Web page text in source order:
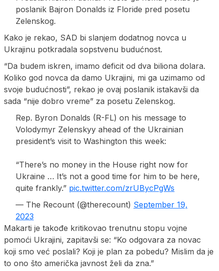
poslanik Bajron Donalds iz Floride pred posetu
Zelenskog.
Kako je rekao, SAD bi slanjem dodatnog novca u
Ukrajinu potkradala sopstvenu budućnost.
“Da budem iskren, imamo deficit od dva biliona dolara.
Koliko god novca da damo Ukrajini, mi ga uzimamo od
svoje budućnosti”, rekao je ovaj poslanik istakavši da
sada “nije dobro vreme” za posetu Zelenskog.
Rep. Byron Donalds (R-FL) on his message to
Volodymyr Zelenskyy ahead of the Ukrainian
president’s visit to Washington this week:
“There’s no money in the House right now for
Ukraine … It’s not a good time for him to be here,
quite frankly.” pic.twitter.com/zrUBycPgWs
— The Recount (@therecount) September 19,
2023
Makarti je takođe kritikovao trenutnu stopu vojne
pomoći Ukrajini, zapitavši se: “Ko odgovara za novac
koji smo već poslali? Koji je plan za pobedu? Mislim da je
to ono što američka javnost želi da zna.”